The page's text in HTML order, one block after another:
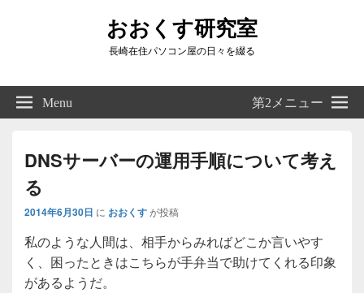
おおくす研究室
長崎在住パソコン屋の日々を綴る
Right
Sidebar
Widget
Menu 第2メニュー
DNSサーバーの運用手順について考え
る
2014年6月30日 に おおくすが投稿
私のような人間は、相手からみればどこか言いやす
く、困ったときはこちらが手弁当で助けてくれる印象
があるようだ。